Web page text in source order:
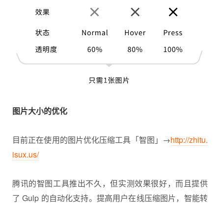
图片大小的优化
目前正在使用的图片优化压缩工具「智图」→http://zhitu.
isux.us/
腾讯的智图工具推出不久，但实测效果很好，而且提供
了 Gulp 的自动化支持。提高用户在线压缩图片，智能转